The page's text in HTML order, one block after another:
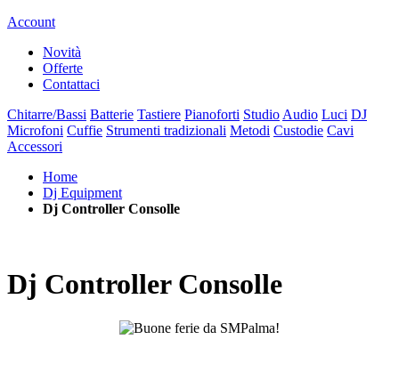
Account
Novità
Offerte
Contattaci
Chitarre/Bassi Batterie Tastiere Pianoforti Studio Audio Luci DJ
Microfoni Cuffie Strumenti tradizionali Metodi Custodie Cavi
Accessori
Home
Dj Equipment
Dj Controller Consolle
Dj Controller Consolle